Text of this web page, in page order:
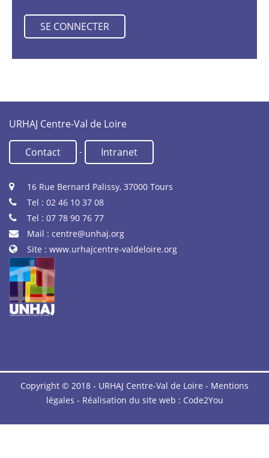
URHAJ Centre-Val de Loire
Contact - Intranet
16 Rue Bernard Palissy, 37000 Tours
Tel : 02 46 10 37 08
Tel : 07 78 90 76 77
Mail : centre@unhaj.org
Site : www.urhajcentre-valdeloire.org
Copyright © 2018 - URHAJ Centre-Val de Loire - Mentions
légales - Réalisation du site web : Code2You